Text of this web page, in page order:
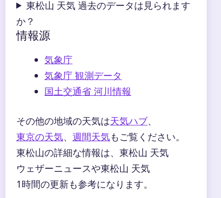
東松山 天気 過去のデータは見られます
か？
情報源
気象庁
気象庁 観測データ
国土交通省 河川情報
その他の地域の天気は天気ハブ、
東京の天気、 週間天気もご覧ください。
東松山の詳細な情報は、東松山 天気
ウェザーニュースや東松山 天気
1時間の更新も参考になります。